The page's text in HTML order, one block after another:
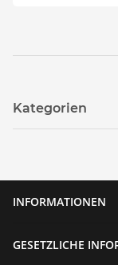
Kategorien
INFORMATIONEN
GESETZLICHE